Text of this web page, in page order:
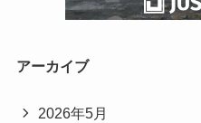
アーカイブ
2026年5月